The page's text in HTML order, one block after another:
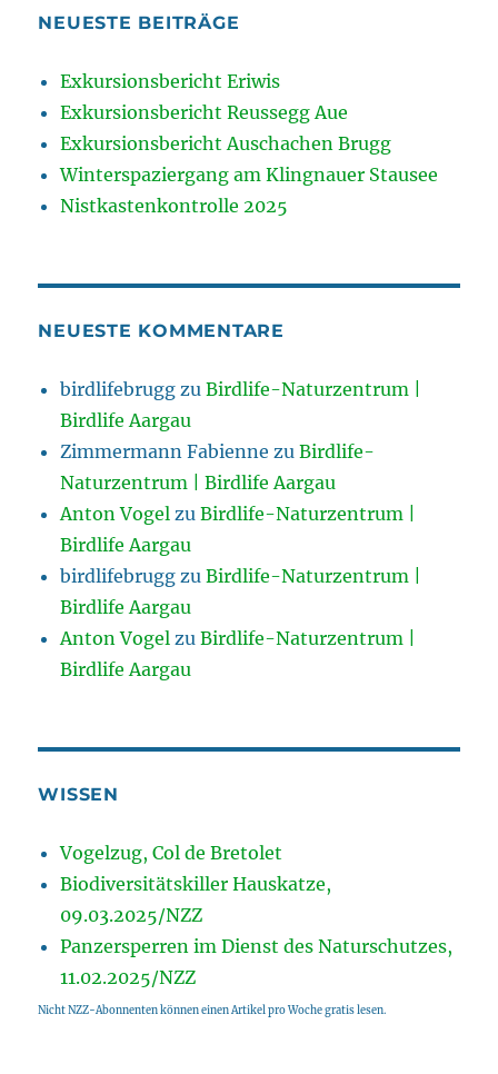
NEUESTE BEITRÄGE
Exkursionsbericht Eriwis
Exkursionsbericht Reussegg Aue
Exkursionsbericht Auschachen Brugg
Winterspaziergang am Klingnauer Stausee
Nistkastenkontrolle 2025
NEUESTE KOMMENTARE
birdlifebrugg zuBirdlife-Naturzentrum |
Birdlife Aargau
Zimmermann Fabienne zuBirdlife-
Naturzentrum | Birdlife Aargau
Anton Vogel zuBirdlife-Naturzentrum |
Birdlife Aargau
birdlifebrugg zuBirdlife-Naturzentrum |
Birdlife Aargau
Anton Vogel zuBirdlife-Naturzentrum |
Birdlife Aargau
WISSEN
Vogelzug, Col de Bretolet
Biodiversitätskiller Hauskatze,
09.03.2025/NZZ
Panzersperren im Dienst des Naturschutzes,
11.02.2025/NZZ
Nicht NZZ-Abonnenten können einen Artikel pro Woche gratis lesen.